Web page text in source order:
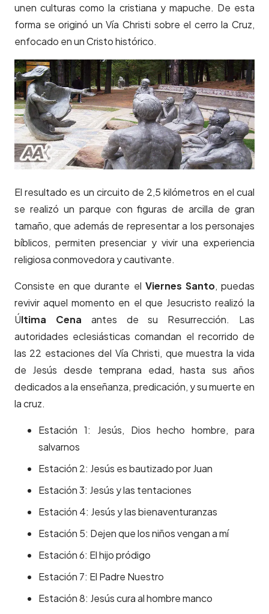
unen culturas como la cristiana y mapuche. De esta
forma se originó un Vía Christi sobre el cerro la Cruz,
enfocado en un Cristo histórico.
El resultado es un circuito de 2,5 kilómetros en el cual
se realizó un parque con figuras de arcilla de gran
tamaño, que además de representar a los personajes
bíblicos, permiten presenciar y vivir una experiencia
religiosa conmovedora y cautivante.
Consiste en que durante el Viernes Santo, puedas
revivir aquel momento en el que Jesucristo realizó la
Última Cena antes de su Resurrección. Las
autoridades eclesiásticas comandan el recorrido de
las 22 estaciones del Vía Christi, que muestra la vida
de Jesús desde temprana edad, hasta sus años
dedicados a la enseñanza, predicación, y su muerte en
la cruz.
Estación 1: Jesús, Dios hecho hombre, para
salvarnos
Estación 2: Jesús es bautizado por Juan
Estación 3: Jesús y las tentaciones
Estación 4: Jesús y las bienaventuranzas
Estación 5: Dejen que los niños vengan a mí
Estación 6: El hijo pródigo
Estación 7: El Padre Nuestro
Estación 8: Jesús cura al hombre manco